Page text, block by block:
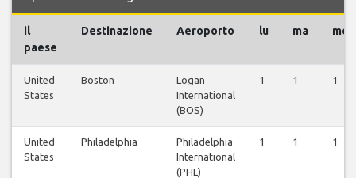
il
paese
Destinazione Aeroporto lu ma me
United
States
Boston
Logan
International
(BOS)
1 1 1
United
States
Philadelphia
Philadelphia
International
(PHL)
1 1 1